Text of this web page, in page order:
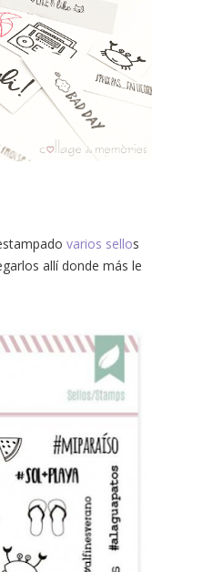
varios sellos
allí donde más le